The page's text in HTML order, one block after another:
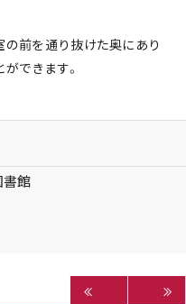
の前を通り抜けた奥にあり
できます。
館